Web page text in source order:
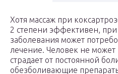
Хотя массаж при
2 степени эффективен,
заболевания может
лечение. Человек не может
страдает от постоянной
обезболивающие